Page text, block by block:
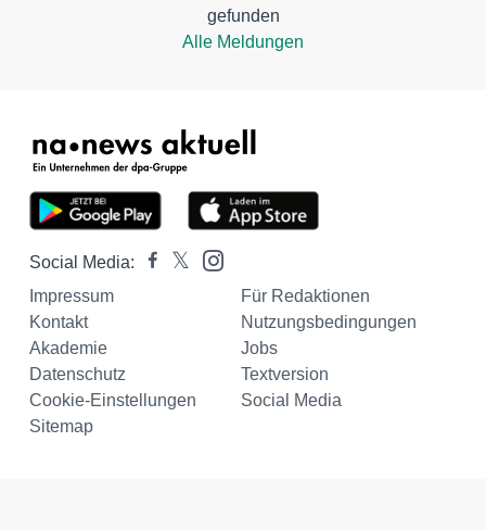
gefunden
Alle Meldungen
Social Media:
Impressum
Für Redaktionen
Kontakt
Nutzungsbedingungen
Akademie
Jobs
Datenschutz
Textversion
Cookie-Einstellungen
Social Media
Sitemap